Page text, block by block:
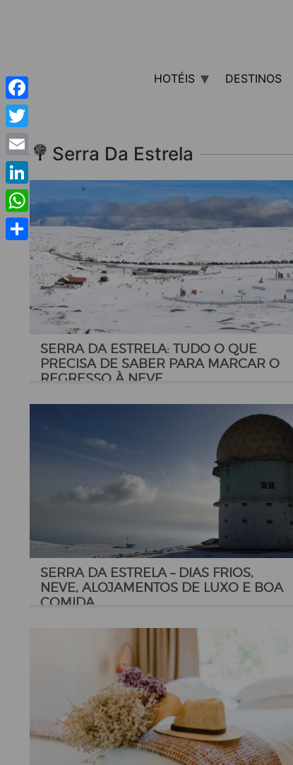
HOTÉIS DESTINOS
Serra Da Estrela
SERRA DA ESTRELA: TUDO O QUE
PRECISA DE SABER PARA MARCAR O
REGRESSO À NEVE
SERRA DA ESTRELA – DIAS FRIOS,
NEVE, ALOJAMENTOS DE LUXO E BOA
COMIDA
Facebook
Twitter
Email
LinkedIn
WhatsApp
Share